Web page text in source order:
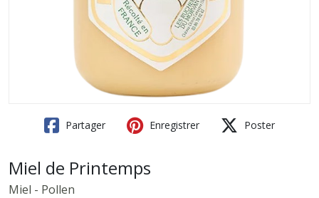
Partager Enregistrer Poster
Miel de Printemps
Miel - Pollen